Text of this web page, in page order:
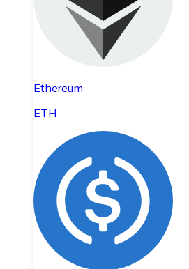
Ethereum
ETH